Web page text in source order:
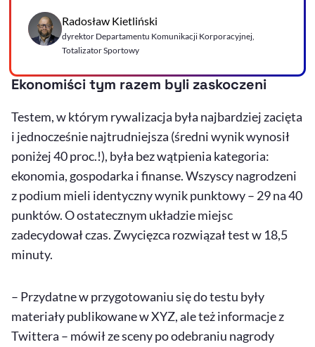
Radosław Kietliński
dyrektor Departamentu Komunikacji Korporacyjnej,
Totalizator Sportowy
Ekonomiści tym razem byli zaskoczeni
Testem, w którym rywalizacja była najbardziej zacięta
i jednocześnie najtrudniejsza (średni wynik wynosił
poniżej 40 proc.!), była bez wątpienia kategoria:
ekonomia, gospodarka i finanse. Wszyscy nagrodzeni
z podium mieli identyczny wynik punktowy – 29 na 40
punktów. O ostatecznym układzie miejsc
zadecydował czas. Zwycięzca rozwiązał test w 18,5
minuty.
– Przydatne w przygotowaniu się do testu były
materiały publikowane w XYZ, ale też informacje z
Twittera – mówił ze sceny po odebraniu nagrody